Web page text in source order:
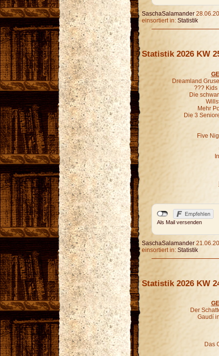
SaschaSalamander
einsortiert in: Statistik
Statistik 2026 KW
Dreamland
??? Kids
Die
Mehr
Die 3
Five
Als Mail versenden
SaschaSalamander
einsortiert in: Statistik
Statistik 2026 KW
Der
Gaudí
Das